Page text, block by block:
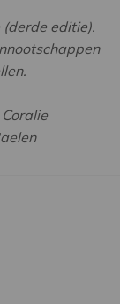
editie).